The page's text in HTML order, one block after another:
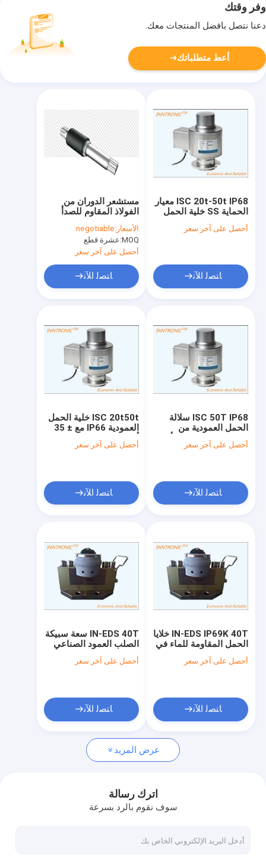
معلومات عنا
جولة في المعمل
خلية تحميل الألومنيوم أحادية النقطة
خلية تحميل الفولاذ المقاوم للصدأ
خلية تحميل التوتر والضغط
وفر وقتك
دعنا نتصل بأفضل المنتجات معك.
أعط متطلباتك
مستشعر الدوران من
الفولاذ المقاوم للصدأ
للدراجات ذات المساعدة
IP66 4.5 ~ 5.5 ((VDC)
الأسعار:negotiable
MOQ: عشرة قطع
أحصل على آخر سعر
ﺎﺘﺼﻟ ﺍﻶﻧ
ISC 20t-50t IP68 معيار
الحماية SS خلية الحمل
القائمة على العمود
لمراقبة القوة الصناعية
أحصل على آخر سعر
ﺎﺘﺼﻟ ﺍﻶﻧ
ISC 20t50t خلية الحمل
العمودية IP66 مع ± 35
أوم مقاومة الخروج لوزن
الشاحنة
أحصل على آخر سعر
ﺎﺘﺼﻟ ﺍﻶﻧ
ISC 50T IP68 سلالة
الحمل العمودية من
الفولاذ المقاوم للصدأ مع
5 VDC إلى 20 VDCأحصل على آخر سعر
ﺎﺘﺼﻟ ﺍﻶﻧ
IN-EDS 40T سعة سبيكة
الصلب العمود الصناعي
خلية الحمل مع حماية
IP66 للشاحنة المقياس
أحصل على آخر سعر
ﺎﺘﺼﻟ ﺍﻶﻧ
IN-EDS IP69K 40T خلايا
الحمل المقاومة للماء في
الحد الأقصى من الحمل
أحصل على آخر سعر
ﺎﺘﺼﻟ ﺍﻶﻧ
عرض المزيد
اترك رسالة
سوف نقوم بالرد بسرعة